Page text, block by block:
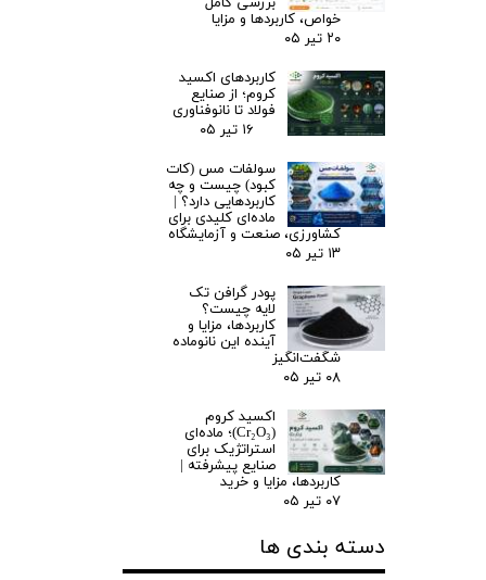
خواص، کاربردها و مزایا
۲۰ تیر ۰۵
کاربردهای اکسید
کروم؛ از صنایع
فولاد تا نانوفناوری
۱۶ تیر ۰۵
سولفات مس (کات
کبود) چیست و چه
کاربردهایی دارد؟ |
ماده‌ای کلیدی برای
کشاورزی، صنعت و آزمایشگاه
۱۳ تیر ۰۵
پودر گرافن تک
لایه چیست؟
کاربردها، مزایا و
آینده این نانوماده
شگفت‌انگیز
۰۸ تیر ۰۵
اکسید کروم
(Cr₂O₃)؛ ماده‌ای
استراتژیک برای
صنایع پیشرفته |
کاربردها، مزایا و خرید
۰۷ تیر ۰۵
دسته بندی ها